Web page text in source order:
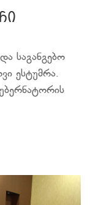
საგანგებო
ესტუმრა.